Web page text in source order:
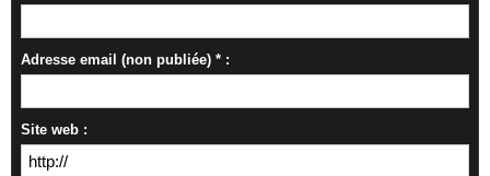
Adresse email (non publiée) * :
Site web :